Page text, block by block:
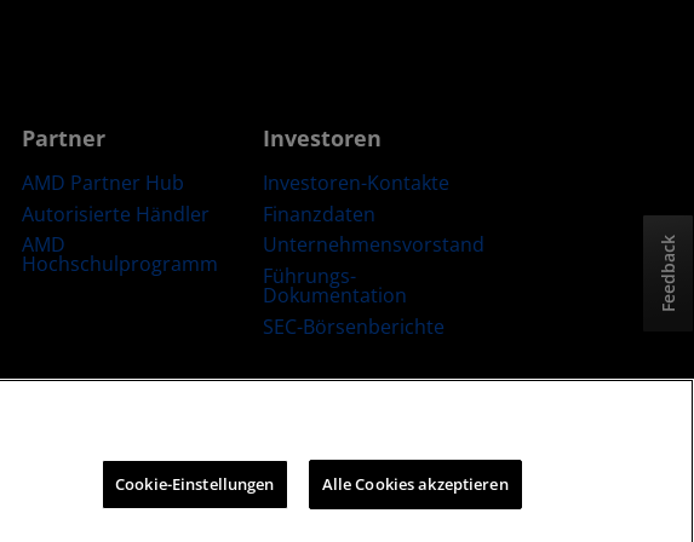
Feedback
Partner
AMD Partner Hub
Autorisierte Händler
AMD
Hochschulprogramm
Investoren
Investoren-Kontakte
Finanzdaten
Unternehmensvorstand
Führungs-
Dokumentation
SEC-Börsenberichte
Britische Steuerstrategie Cookie-Richtlinien Cookie-Einstellungen
Cookie-Einstellungen Alle Cookies akzeptieren